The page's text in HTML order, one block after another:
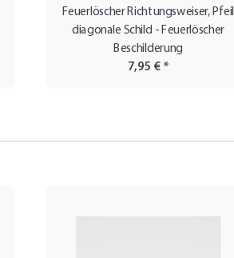
Feuerlöscher Richtungsweiser, Pfeil
diagonale Schild - Feuerlöscher
Beschilderung
7,95 € *